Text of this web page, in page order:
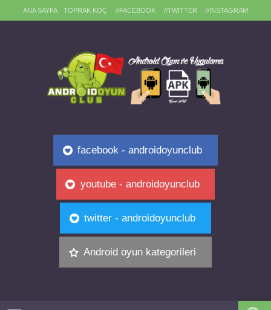
ANA SAYFA TOPRAK KOÇ //FACEBOOK //TWITTER //INSTAGRAM
facebook - androidoyunclub
youtube - androidoyunclub
twitter - androidoyunclub
Android oyun kategorileri